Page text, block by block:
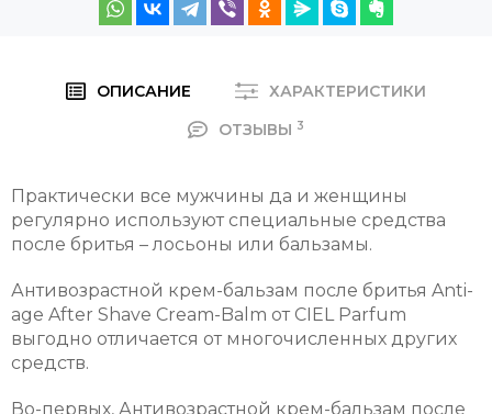
ОПИСАНИЕ
ХАРАКТЕРИСТИКИ
ОТЗЫВЫ 3
Практически все мужчины да и женщины
регулярно используют специальные средства
после бритья – лосьоны или бальзамы.
Антивозрастной крем-бальзам после бритья Anti-
age After Shave Cream-Balm от CIEL Parfum
выгодно отличается от многочисленных других
средств.
Во-первых, Антивозрастной крем-бальзам после